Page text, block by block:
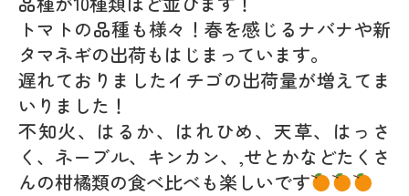
トマトの品種も様々！春を感じるナバナや新
タマネギの出荷もはじまっています。
遅れておりましたイチゴの出荷量が増えてま
いりました！
不知火、はるか、はれひめ、天草、はっさ
く、ネーブル、キンカン、,せとかなどたくさ
んの柑橘類の食べ比べも楽しいです